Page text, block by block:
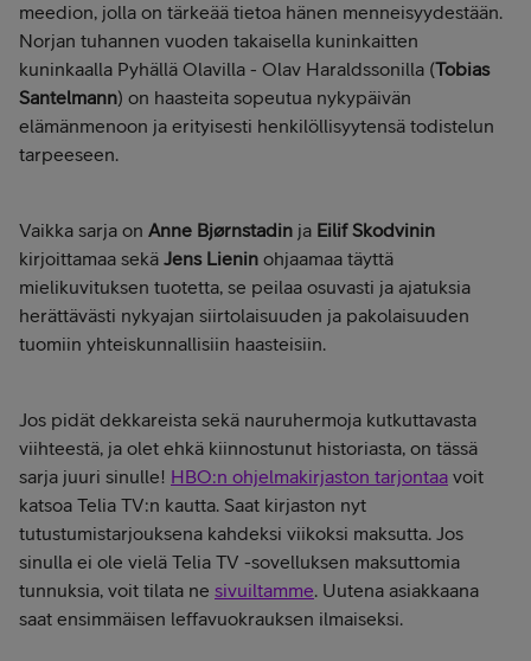
meedion, jolla on tärkeää tietoa hänen menneisyydestään.
Norjan tuhannen vuoden takaisella kuninkaitten
kuninkaalla Pyhällä Olavilla - Olav Haraldssonilla (Tobias
Santelmann) on haasteita sopeutua nykypäivän
elämänmenoon ja erityisesti henkilöllisyytensä todistelun
tarpeeseen.
Vaikka sarja on Anne Bjørnstadin ja Eilif Skodvinin
kirjoittamaa sekä Jens Lienin ohjaamaa täyttä
mielikuvituksen tuotetta, se peilaa osuvasti ja ajatuksia
herättävästi nykyajan siirtolaisuuden ja pakolaisuuden
tuomiin yhteiskunnallisiin haasteisiin.
Jos pidät dekkareista sekä nauruhermoja kutkuttavasta
viihteestä, ja olet ehkä kiinnostunut historiasta, on tässä
sarja juuri sinulle! HBO:n ohjelmakirjaston tarjontaa voit
katsoa Telia TV:n kautta. Saat kirjaston nyt
tutustumistarjouksena kahdeksi viikoksi maksutta. Jos
sinulla ei ole vielä Telia TV -sovelluksen maksuttomia
tunnuksia, voit tilata ne sivuiltamme. Uutena asiakkaana
saat ensimmäisen leffavuokrauksen ilmaiseksi.